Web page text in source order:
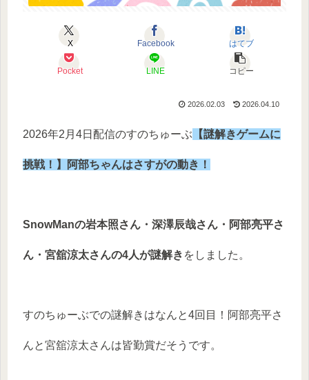
X Facebook はてブ
Pocket LINE コピー
2026.02.03 2026.04.10
2026年2月4日配信のすのちゅーぶ 【謎解きゲームに
挑戦！】阿部ちゃんはさすがの動き！
SnowManの岩本照さん・深澤辰哉さん・阿部亮平さ
ん・宮舘涼太さんの4人が謎解き をしました。
すのちゅーぶでの謎解きはなんと4回目！阿部亮平さ
んと宮舘涼太さんは皆勤賞だそうです。